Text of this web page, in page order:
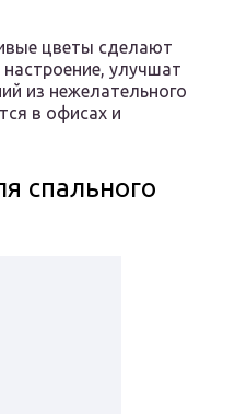
цветы сделают
улучшат
из нежелательного
в офисах и
спального